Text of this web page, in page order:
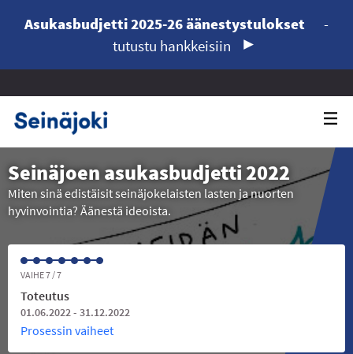
Asukasbudjetti 2025-26 äänestystulokset
-
tutustu hankkeisiin
Seinäjoen asukasbudjetti 2022
Miten sinä edistäisit seinäjokelaisten lasten ja nuorten
hyvinvointia? Äänestä ideoista.
VAIHE 7 / 7
Toteutus
01.06.2022 - 31.12.2022
Prosessin vaiheet